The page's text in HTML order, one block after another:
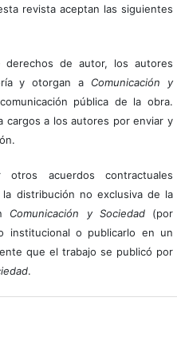
revista aceptan las siguientes
derechos de autor, los autores
y otorgan a Comunicación y
pública de la obra.
cargos a los autores por enviar y
otros acuerdos contractuales
distribución no exclusiva de la
Comunicación y Sociedad(por
institucional o publicarlo en un
que el trabajo se publicó por
.